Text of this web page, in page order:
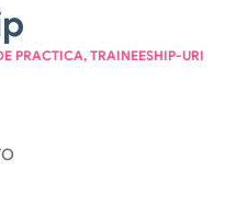
PRACTICA, TRAINEESHIP-URI